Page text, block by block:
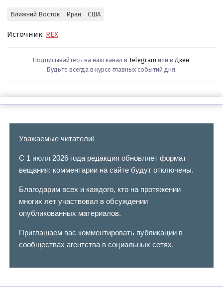
Ближний Восток Иран США
Источник: REX
Подписывайтесь на наш канал в Telegram или в Дзен.
Будьте всегда в курсе главных событий дня.
Уважаемые читатели!
С 1 июля 2026 года редакция обновляет формат
вещания: комментарии на сайте будут отключены.
Благодарим всех и каждого, кто на протяжении
многих лет участвовал в обсуждении
опубликованных материалов.
Приглашаем вас комментировать публикации в
сообществах агентства в социальных сетях.